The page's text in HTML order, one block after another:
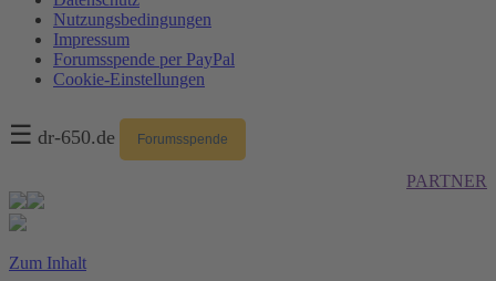
Nutzungsbedingungen
Impressum
Forumsspende per PayPal
Cookie-Einstellungen
☰ dr-650.de Forumsspende
PARTNER
Zum Inhalt